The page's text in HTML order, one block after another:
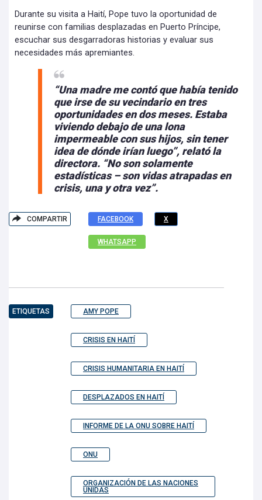
Durante su visita a Haití, Pope tuvo la oportunidad de
reunirse con familias desplazadas en Puerto Príncipe,
escuchar sus desgarradoras historias y evaluar sus
necesidades más apremiantes.
“Una madre me contó que había tenido
que irse de su vecindario en tres
oportunidades en dos meses. Estaba
viviendo debajo de una lona
impermeable con sus hijos, sin tener
idea de dónde irían luego”, relató la
directora. “No son solamente
estadísticas – son vidas atrapadas en
crisis, una y otra vez”.
COMPARTIR FACEBOOK X
WHATSAPP
ETIQUETAS AMY POPE
CRISIS EN HAITÍ
CRISIS HUMANITARIA EN HAITÍ
DESPLAZADOS EN HAITÍ
INFORME DE LA ONU SOBRE HAITÍ
ONU
ORGANIZACIÓN DE LAS NACIONES
UNIDAS